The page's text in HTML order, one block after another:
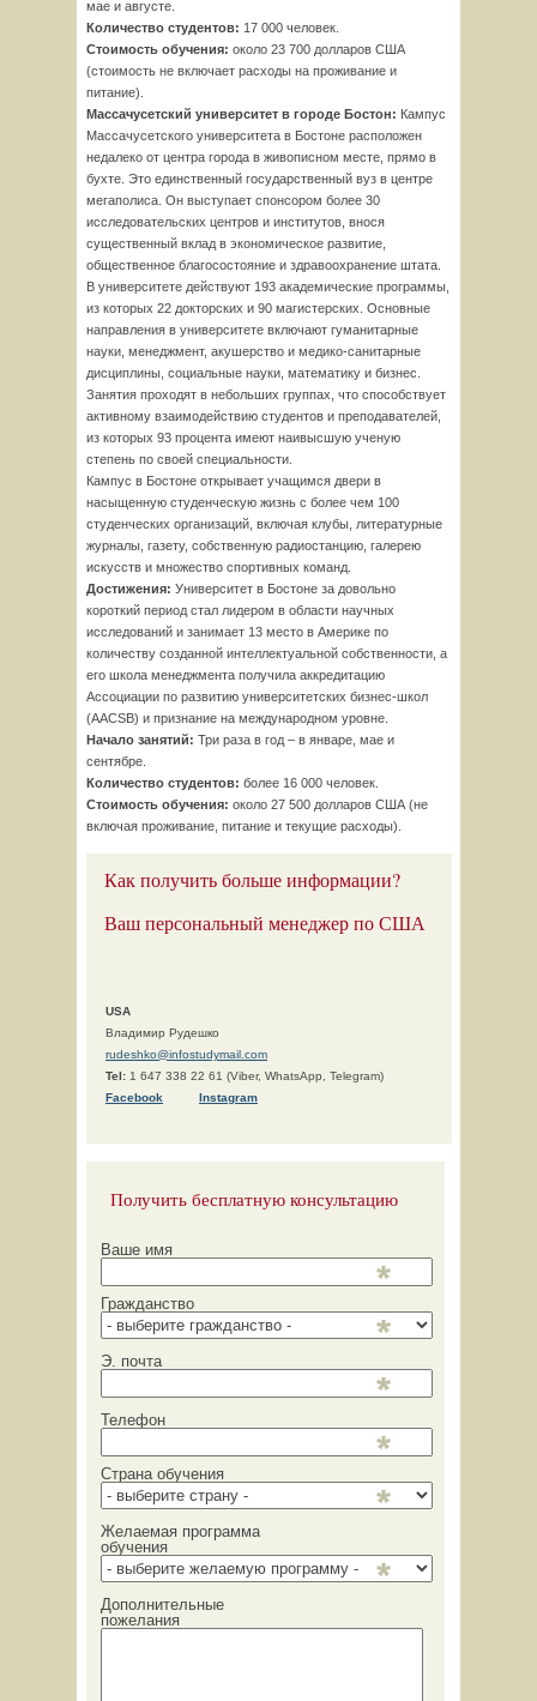
мае и августе.
Количество студентов: 17 000 человек.
Стоимость обучения: около 23 700 долларов США
(стоимость не включает расходы на проживание и
питание).
Массачусетский университет в городе Бостон: Кампус
Массачусетского университета в Бостоне расположен
недалеко от центра города в живописном месте, прямо в
бухте. Это единственный государственный вуз в центре
мегаполиса. Он выступает спонсором более 30
исследовательских центров и институтов, внося
существенный вклад в экономическое развитие,
общественное благосостояние и здравоохранение штата.
В университете действуют 193 академические программы,
из которых 22 докторских и 90 магистерских. Основные
направления в университете включают гуманитарные
науки, менеджмент, акушерство и медико-санитарные
дисциплины, социальные науки, математику и бизнес.
Занятия проходят в небольших группах, что способствует
активному взаимодействию студентов и преподавателей,
из которых 93 процента имеют наивысшую ученую
степень по своей специальности.
Кампус в Бостоне открывает учащимся двери в
насыщенную студенческую жизнь с более чем 100
студенческих организаций, включая клубы, литературные
журналы, газету, собственную радиостанцию, галерею
искусств и множество спортивных команд.
Достижения: Университет в Бостоне за довольно
короткий период стал лидером в области научных
исследований и занимает 13 место в Америке по
количеству созданной интеллектуальной собственности, а
его школа менеджмента получила аккредитацию
Ассоциации по развитию университетских бизнес-школ
(AACSB) и признание на международном уровне.
Начало занятий: Три раза в год – в январе, мае и
сентябре.
Количество студентов: более 16 000 человек.
Стоимость обучения: около 27 500 долларов США (не
включая проживание, питание и текущие расходы).
Как получить больше информации?
Ваш персональный менеджер по США
USA
Владимир Рудешко
rudeshko@infostudymail.com
Tel: 1 647 338 22 61 (Viber, WhatsApp, Telegram)
Facebook Instagram
Получить бесплатную консультацию
Ваше имя
Гражданство
Э. почта
Телефон
Страна обучения
Желаемая программа
обучения
Дополнительные
пожелания